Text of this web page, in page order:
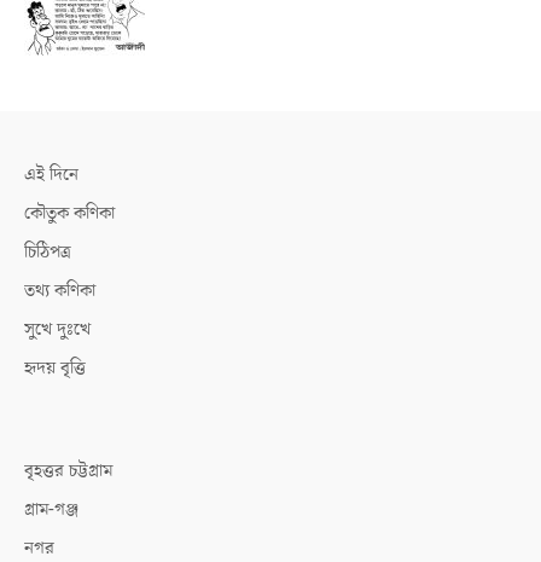
এই দিনে
কৌতুক কণিকা
চিঠিপত্র
তথ্য কণিকা
সুখে দুঃখে
হৃদয় বৃত্তি
বৃহত্তর চট্টগ্রাম
গ্রাম-গঞ্জ
নগর